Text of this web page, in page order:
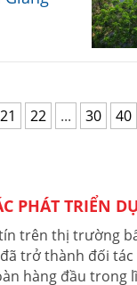
21 22 ... 30 40
PHÁT TRIỂN
trên thị trường
đã trở thành đối tác
hàng đầu trong